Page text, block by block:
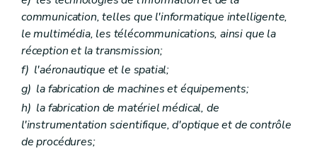
communication, telles que l'informatique intelligente,
le multimédia, les télécommunications, ainsi que la
réception et la transmission;
f) l'aéronautique et le spatial;
g) la fabrication de machines et équipements;
h) la fabrication de matériel médical, de
l'instrumentation scientifique, d'optique et de contrôle
de procédures;